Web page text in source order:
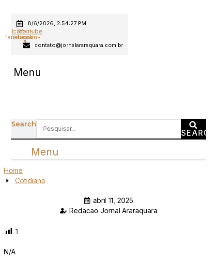
para
conteúdo
8/6/2026, 2:54:27 PM
Icon-
facebook
Icon-
instagram-
1
Youtube
contato@jornalararaquara.com.br
Menu
Search
SEARCH
Menu
Home
Cotidiano
abril 11, 2025
Redacao Jornal Araraquara
1
N/A